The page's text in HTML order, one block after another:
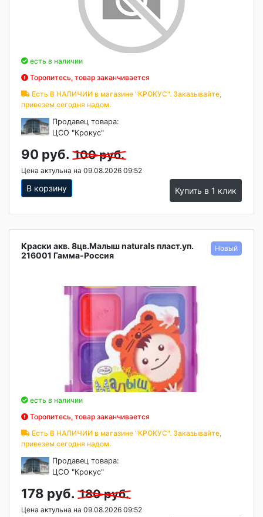
есть в наличии
Торопитесь, товар заканчивается
Есть В НАЛИЧИИ в магазине "КРОКУС". Заказывайте,
привезем сегодня надом.
Продавец товара:
ЦСО "Крокус"
90 руб. 100 руб.
Цена актульна на 09.08.2026 09:52
В корзину Купить в 1 клик
Краски акв. 8цв.Малыш naturals пласт.уп.
216001 Гамма-Россия
есть в наличии
Торопитесь, товар заканчивается
Есть В НАЛИЧИИ в магазине "КРОКУС". Заказывайте,
привезем сегодня надом.
Продавец товара:
ЦСО "Крокус"
178 руб. 180 руб.
Цена актульна на 09.08.2026 09:52